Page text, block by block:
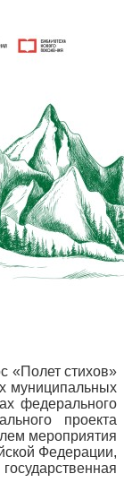
«Полет стихов»
муниципальных
федерального
проекта
мероприятия
Федерации,